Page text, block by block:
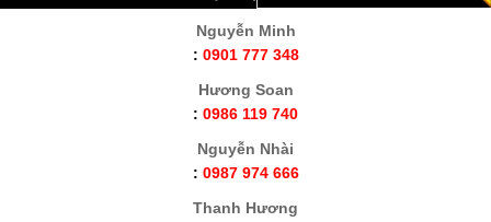
Nguyễn Minh
: 0901 777 348
Hương Soan
: 0986 119 740
Nguyễn Nhài
: 0987 974 666
Thanh Hương